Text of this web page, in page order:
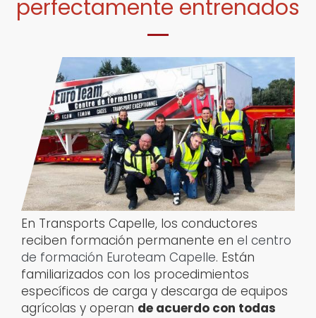
perfectamente entrenados
En Transports Capelle, los conductores
reciben formación permanente en el centro
de formación Euroteam Capelle. Están
familiarizados con los procedimientos
específicos de carga y descarga de equipos
agrícolas y operan de acuerdo con todas